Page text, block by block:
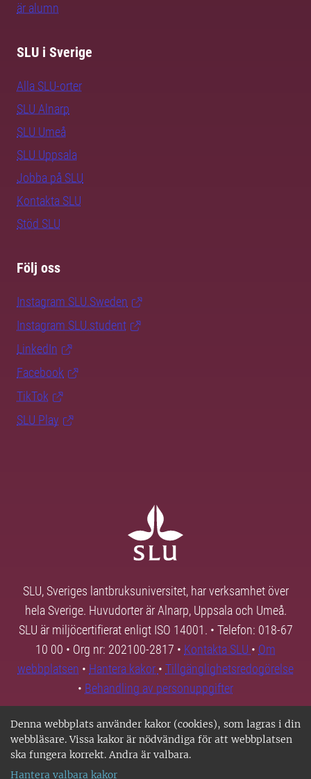
Denna webbplats använder kakor (cookies), som lagras i din
webbläsare. Vissa kakor är nödvändiga för att webbplatsen
ska fungera korrekt. Andra är valbara.
Hantera valbara kakor
är alumn
SLU i Sverige
Alla SLU-orter
SLU Alnarp
SLU Umeå
SLU Uppsala
Jobba på SLU
Kontakta SLU
Stöd SLU
Följ oss
Instagram SLU.Sweden
Instagram SLU.student
LinkedIn
Facebook
TikTok
SLU Play
SLU, Sveriges lantbruksuniversitet, har verksamhet över
hela Sverige. Huvudorter är Alnarp, Uppsala och Umeå.
SLU är miljöcertifierat enligt ISO 14001. • Telefon: 018-67
10 00 • Org nr: 202100-2817 • Kontakta SLU • Om
webbplatsen • Hantera kakor • Tillgänglighetsredogörelse
• Behandling av personuppgifter